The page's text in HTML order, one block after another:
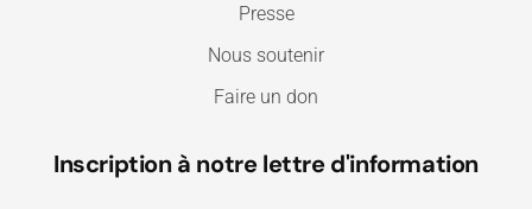
Presse
Nous soutenir
Faire un don
Inscription à notre lettre d'information